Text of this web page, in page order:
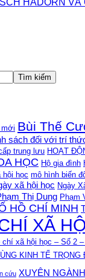
Tìm kiếm
mới Bùi Thế
sách đối với trí
trung lưu HOẠT
HỌC Hộ gia đình
hội học mô hình biến
xã hội học Ngày
Thị Dung Phạm
HỒ CHÍ MINH
XÃ
chí xã hội học – Số 2 –
KINH TẾ TRỌNG
cứu XUYÊN NGÀNH